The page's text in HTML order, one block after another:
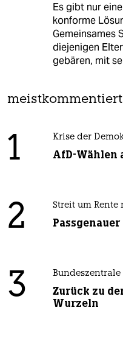
Es gibt nur
konforme
Gemeinsames
diejenigen
gebären, mit
meistkommentiert
1 Krise der
AfD-Wählen
2 Streit um Rente
3
Zurück zu
Wurzeln